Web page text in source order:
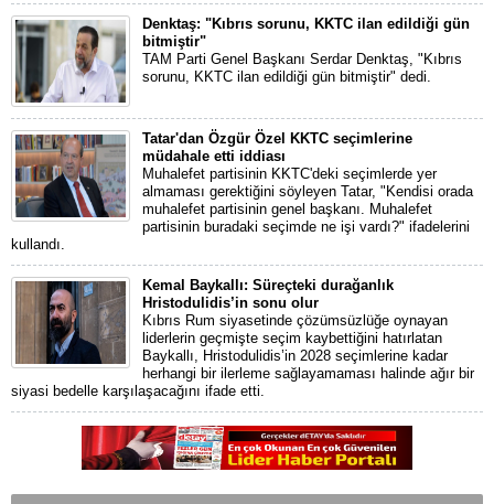
Denktaş: "Kıbrıs sorunu, KKTC ilan edildiği gün
bitmiştir"
TAM Parti Genel Başkanı Serdar Denktaş, "Kıbrıs
sorunu, KKTC ilan edildiği gün bitmiştir" dedi.
Tatar'dan Özgür Özel KKTC seçimlerine
müdahale etti iddiası
Muhalefet partisinin KKTC'deki seçimlerde yer
almaması gerektiğini söyleyen Tatar, "Kendisi orada
muhalefet partisinin genel başkanı. Muhalefet
partisinin buradaki seçimde ne işi vardı?" ifadelerini
kullandı.
Kemal Baykallı: Süreçteki durağanlık
Hristodulidis’in sonu olur
Kıbrıs Rum siyasetinde çözümsüzlüğe oynayan
liderlerin geçmişte seçim kaybettiğini hatırlatan
Baykallı, Hristodulidis’in 2028 seçimlerine kadar
herhangi bir ilerleme sağlayamaması halinde ağır bir
siyasi bedelle karşılaşacağını ifade etti.